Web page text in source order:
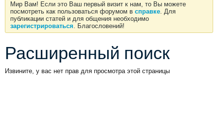
Мир Вам! Если это Ваш первый визит к нам, то Вы можете
посмотреть как пользоваться форумом в справке. Для
публикации статей и для общения необходимо
зарегистрироваться. Благословений!
Расширенный поиск
Извините, у вас нет прав для просмотра этой страницы